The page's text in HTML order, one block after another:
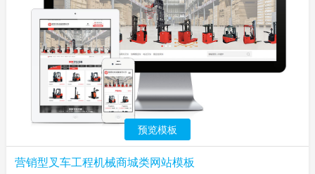
预览模板
营销型叉车工程机械商城类网站模板